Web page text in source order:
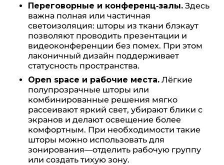
Переговорные и конференц‑залы. Здесь
важна полная или частичная
светоизоляция: шторы из ткани блэкаут
позволяют проводить презентации и
видеоконференции без помех. При этом
лаконичный дизайн поддерживает
статусность пространства.
Open space и рабочие места. Лёгкие
полупрозрачные шторы или
комбинированные решения мягко
рассеивают яркий свет, убирают блики с
экранов и делают освещение более
комфортным. При необходимости такие
шторы можно использовать для
зонирования—отделить рабочую группу
или создать тихую зону.